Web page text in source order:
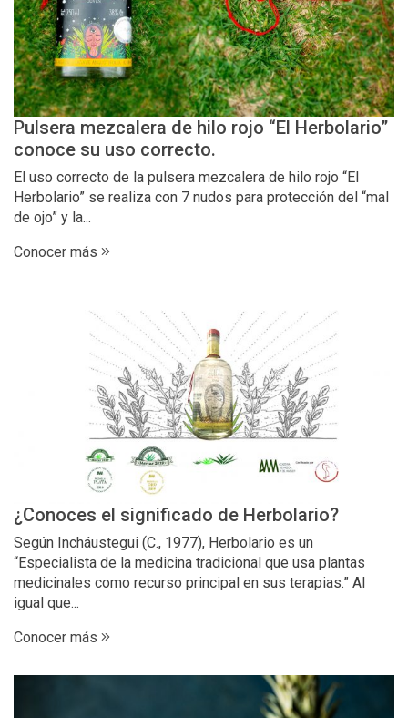
Pulsera mezcalera de hilo rojo “El Herbolario”
conoce su uso correcto.
El uso correcto de la pulsera mezcalera de hilo rojo “El
Herbolario” se realiza con 7 nudos para protección del “mal
de ojo” y la...
Conocer más
¿Conoces el significado de Herbolario?
Según Incháustegui (C., 1977), Herbolario es un
“Especialista de la medicina tradicional que usa plantas
medicinales como recurso principal en sus terapias.” Al
igual que...
Conocer más